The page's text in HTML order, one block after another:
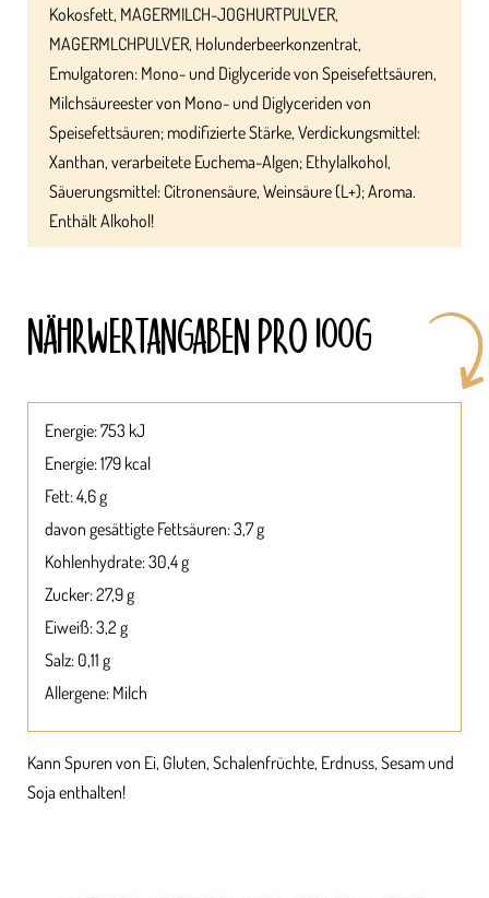
Kokosfett, MAGERMILCH-JOGHURTPULVER,
MAGERMLCHPULVER, Holunderbeerkonzentrat,
Emulgatoren: Mono- und Diglyceride von Speisefettsäuren,
Milchsäureester von Mono- und Diglyceriden von
Speisefettsäuren; modifizierte Stärke, Verdickungsmittel:
Xanthan, verarbeitete Euchema-Algen; Ethylalkohol,
Säuerungsmittel: Citronensäure, Weinsäure (L+); Aroma.
Enthält Alkohol!
NÄHRWERT­ANGABEN PRO 100G
Energie: 753 kJ
Energie: 179 kcal
Fett: 4,6 g
davon gesättigte Fettsäuren: 3,7 g
Kohlenhydrate: 30,4 g
Zucker: 27,9 g
Eiweiß: 3,2 g
Salz: 0,11 g
Allergene: Milch
Kann Spuren von Ei, Gluten, Schalenfrüchte, Erdnuss, Sesam und
Soja enthalten!